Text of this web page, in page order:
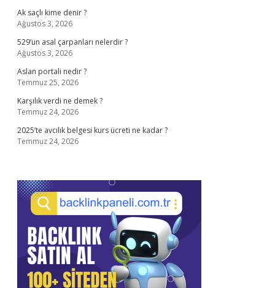
Ak saçlı kime denir ?
Ağustos 3, 2026
529’un asal çarpanları nelerdir ?
Ağustos 3, 2026
Aslan portali nedir ?
Temmuz 25, 2026
Karşılık verdi ne demek ?
Temmuz 24, 2026
2025’te avcılık belgesi kurs ücreti ne kadar ?
Temmuz 24, 2026